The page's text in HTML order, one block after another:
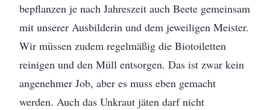
bepflanzen je nach Jahreszeit auch Beete gemeinsam
mit unserer Ausbilderin und dem jeweiligen Meister.
Wir müssen zudem regelmäßig die Biotoiletten
reinigen und den Müll entsorgen. Das ist zwar kein
angenehmer Job, aber es muss eben gemacht
werden. Auch das Unkraut jäten darf nicht